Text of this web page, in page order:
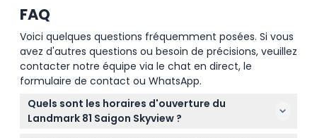
FAQ
Voici quelques questions fréquemment posées. Si vous
avez d'autres questions ou besoin de précisions, veuillez
contacter notre équipe via le chat en direct, le
formulaire de contact ou WhatsApp.
Quels sont les horaires d'ouverture du
Landmark 81 Saigon Skyview ?